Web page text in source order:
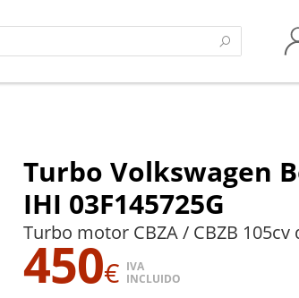
Turbo Volkswagen
IHI 03F145725G
Turbo motor CBZA / CBZB 105cv
450€ IVA
INCLUIDO